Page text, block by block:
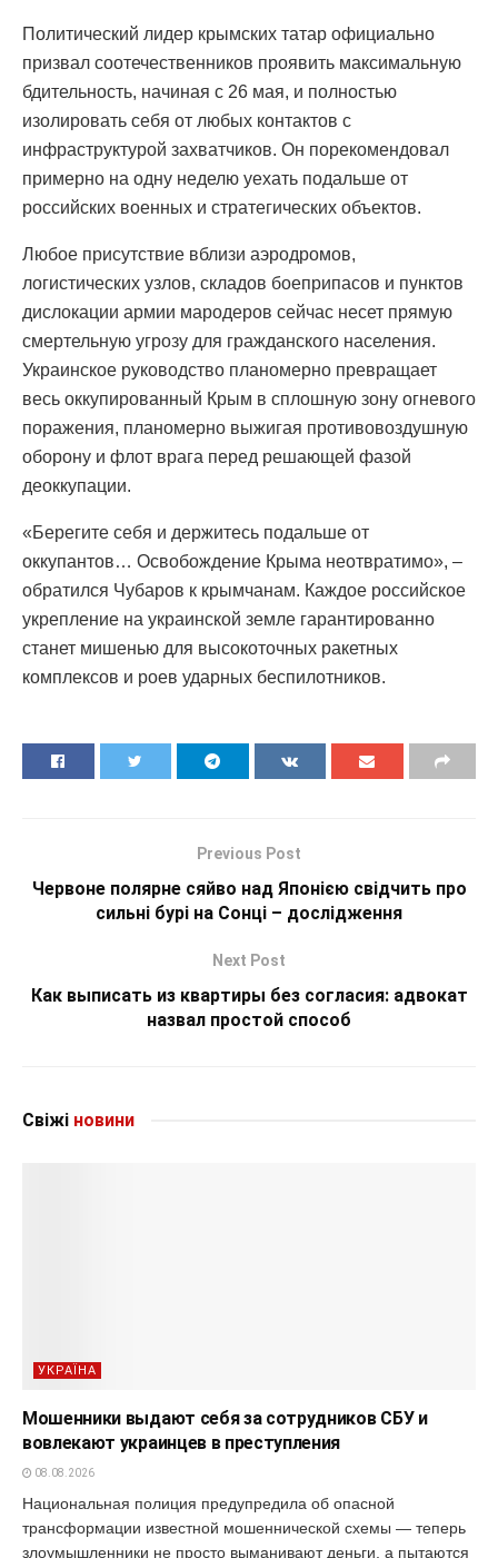
Политический лидер крымских татар официально
призвал соотечественников проявить максимальную
бдительность, начиная с 26 мая, и полностью
изолировать себя от любых контактов с
инфраструктурой захватчиков. Он порекомендовал
примерно на одну неделю уехать подальше от
российских военных и стратегических объектов.
Любое присутствие вблизи аэродромов,
логистических узлов, складов боеприпасов и пунктов
дислокации армии мародеров сейчас несет прямую
смертельную угрозу для гражданского населения.
Украинское руководство планомерно превращает
весь оккупированный Крым в сплошную зону огневого
поражения, планомерно выжигая противовоздушную
оборону и флот врага перед решающей фазой
деоккупации.
«Берегите себя и держитесь подальше от
оккупантов… Освобождение Крыма неотвратимо», –
обратился Чубаров к крымчанам. Каждое российское
укрепление на украинской земле гарантированно
станет мишенью для высокоточных ракетных
комплексов и роев ударных беспилотников.
Previous Post
Червоне полярне сяйво над Японією свідчить про
сильні бурі на Сонці – дослідження
Next Post
Как выписать из квартиры без согласия: адвокат
назвал простой способ
Свіжі новини
УКРАЇНА
Мошенники выдают себя за сотрудников СБУ и
вовлекают украинцев в преступления
08.08.2026
Национальная полиция предупредила об опасной
трансформации известной мошеннической схемы — теперь
злоумышленники не просто выманивают деньги, а пытаются